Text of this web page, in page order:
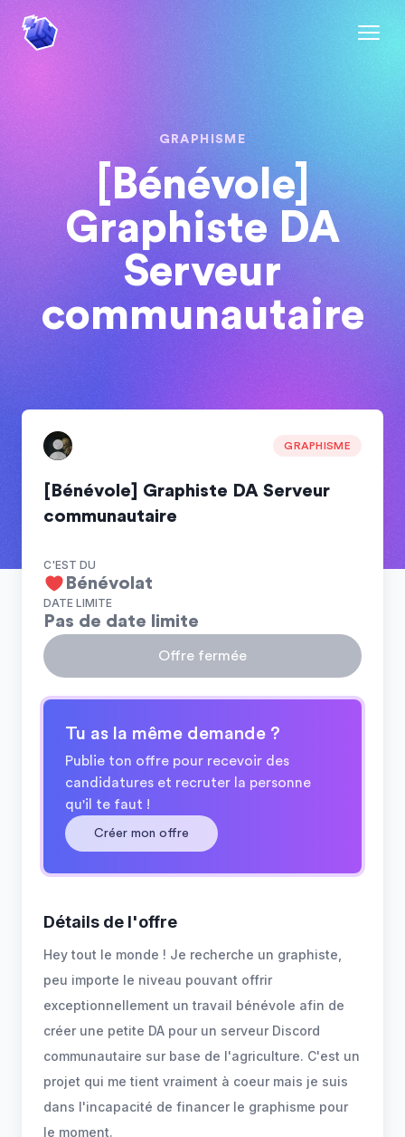
GRAPHISME
[Bénévole]
Graphiste DA
Serveur
communautaire
GRAPHISME
[Bénévole] Graphiste DA Serveur
communautaire
C'EST DU
Bénévolat
DATE LIMITE
Pas de date limite
Offre fermée
Tu as la même demande ?
Publie ton offre pour recevoir des
candidatures et recruter la personne
qu'il te faut !
Créer mon offre
Détails de l'offre
Hey tout le monde ! Je recherche un graphiste,
peu importe le niveau pouvant offrir
exceptionnellement un travail bénévole afin de
créer une petite DA pour un serveur Discord
communautaire sur base de l'agriculture. C'est un
projet qui me tient vraiment à coeur mais je suis
dans l'incapacité de financer le graphisme pour
le moment.